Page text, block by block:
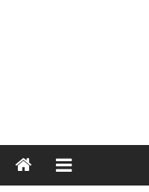
Ostprignitz-